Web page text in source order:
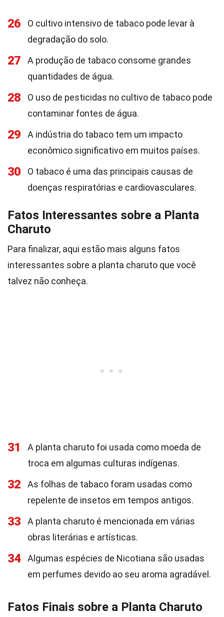
26
O cultivo intensivo de tabaco pode levar à
degradação do solo.
27
A produção de tabaco consome grandes
quantidades de água.
28
O uso de pesticidas no cultivo de tabaco pode
contaminar fontes de água.
29
A indústria do tabaco tem um impacto
econômico significativo em muitos países.
30
O tabaco é uma das principais causas de
doenças respiratórias e cardiovasculares.
Fatos Interessantes sobre a Planta
Charuto
Para finalizar, aqui estão mais alguns fatos
interessantes sobre a planta charuto que você
talvez não conheça.
31
A planta charuto foi usada como moeda de
troca em algumas culturas indígenas.
32
As folhas de tabaco foram usadas como
repelente de insetos em tempos antigos.
33
A planta charuto é mencionada em várias
obras literárias e artísticas.
34
Algumas espécies de Nicotiana são usadas
em perfumes devido ao seu aroma agradável.
Fatos Finais sobre a Planta Charuto